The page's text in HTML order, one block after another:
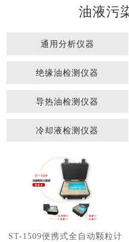
油液污
通用分析仪器
绝缘油检测仪器
导热油检测仪器
冷却液检测仪器
ST-1509便携式全自动颗粒计